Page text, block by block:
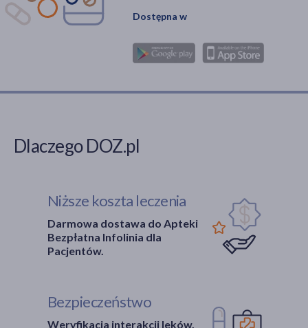
Dostępna w
Dlaczego DOZ.pl
Niższe koszta leczenia
Darmowa dostawa do Apteki
Bezpłatna Infolinia dla
Pacjentów.
Bezpieczeństwo
Weryfikacja interakcji leków.